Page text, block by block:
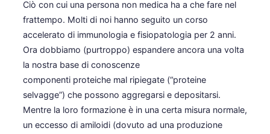
Ciò con cui una persona non medica ha a che fare nel
frattempo. Molti di noi hanno seguito un corso
accelerato di immunologia e fisiopatologia per 2 anni.
Ora dobbiamo (purtroppo) espandere ancora una volta
la nostra base di conoscenze
componenti proteiche mal ripiegate (“proteine
selvagge”) che possono aggregarsi e depositarsi.
Mentre la loro formazione è in una certa misura normale,
un eccesso di amiloidi (dovuto ad una produzione